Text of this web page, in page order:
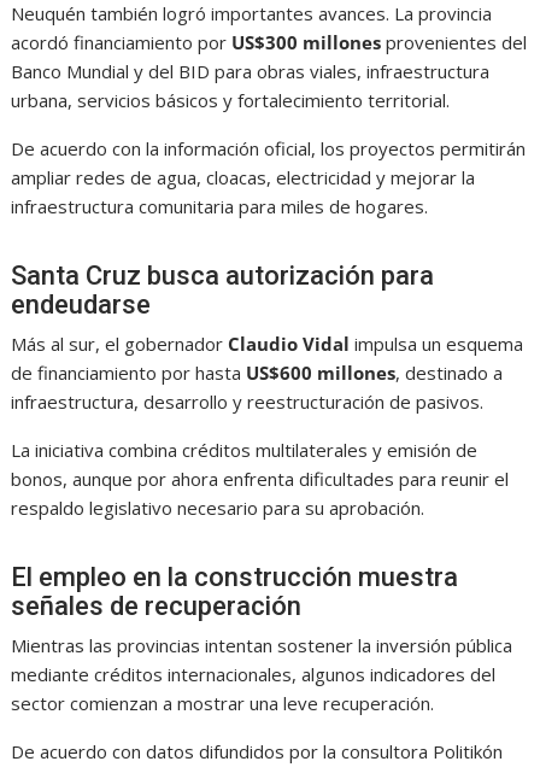
Neuquén también logró importantes avances. La provincia
acordó financiamiento por US$300 millones provenientes del
Banco Mundial y del BID para obras viales, infraestructura
urbana, servicios básicos y fortalecimiento territorial.
De acuerdo con la información oficial, los proyectos permitirán
ampliar redes de agua, cloacas, electricidad y mejorar la
infraestructura comunitaria para miles de hogares.
Santa Cruz busca autorización para
endeudarse
Más al sur, el gobernador Claudio Vidal impulsa un esquema
de financiamiento por hasta US$600 millones, destinado a
infraestructura, desarrollo y reestructuración de pasivos.
La iniciativa combina créditos multilaterales y emisión de
bonos, aunque por ahora enfrenta dificultades para reunir el
respaldo legislativo necesario para su aprobación.
El empleo en la construcción muestra
señales de recuperación
Mientras las provincias intentan sostener la inversión pública
mediante créditos internacionales, algunos indicadores del
sector comienzan a mostrar una leve recuperación.
De acuerdo con datos difundidos por la consultora Politikón